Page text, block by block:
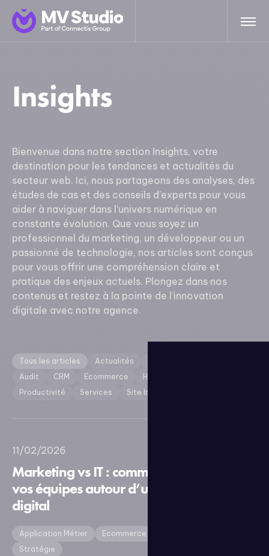
Insights
Bienvenue dans notre section Insights, votre
destination pour les tendances et actualités du
secteur web. Ici, nous partageons des analyses, des
études de cas et des conseils d’experts pour vous
aider à naviguer dans l’univers numérique en
constante évolution. Que vous soyez un
professionnel du marketing, un développeur ou un
passionné de technologie, nos articles sont conçus
pour vous offrir une compréhension claire et
pratique des enjeux actuels. Plongez dans nos
contenus et restez à la pointe de l’innovation
digitale avec notre agence.
Tous les articles Actualités
Audit
CRM Ecommerce
Hébergement
Productivité
Services Site Internet
11/02/2026
Marketing vs IT : comment aligner
vos équipes autour d’un projet
digital
Application Métier Ecommerce
Stratégie